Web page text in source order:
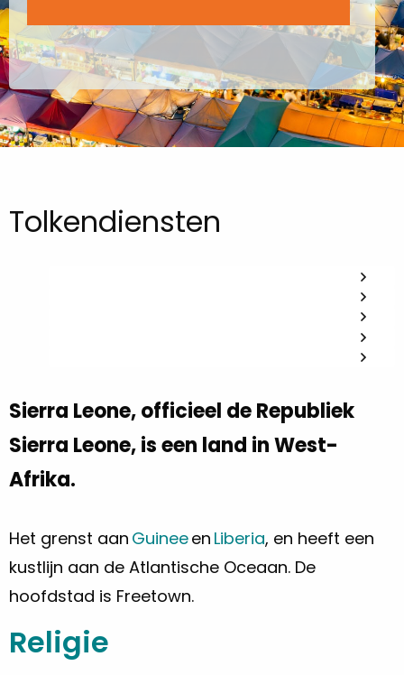
Tolkendiensten
Sierra Leone, officieel de Republiek
Sierra Leone, is een land in West-
Afrika.
Het grenst aan Guineeen Liberia, en heeft een
kustlijn aan de Atlantische Oceaan. De
hoofdstad is Freetown.
Religie